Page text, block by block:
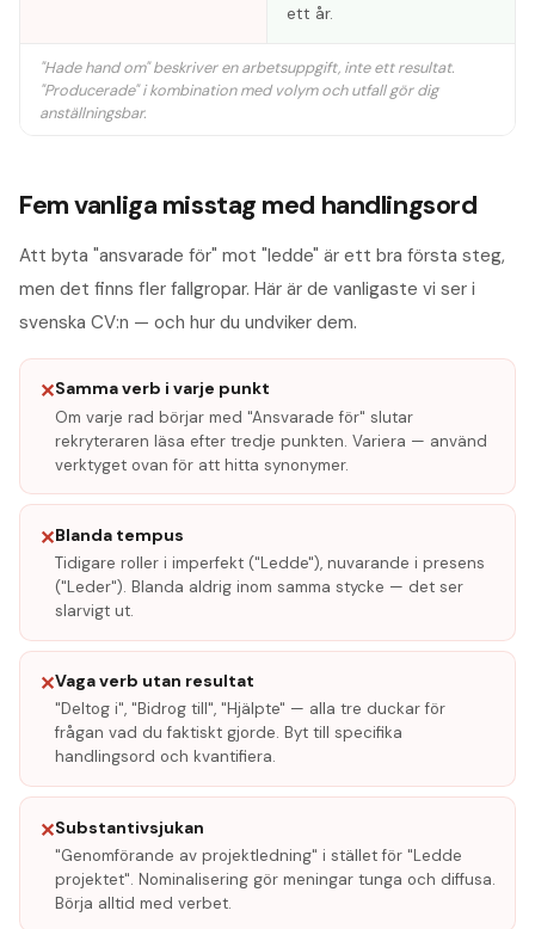
ett år.
"Hade hand om" beskriver en arbetsuppgift, inte ett resultat.
"Producerade" i kombination med volym och utfall gör dig
anställningsbar.
Fem vanliga misstag med handlingsord
Att byta "ansvarade för" mot "ledde" är ett bra första steg,
men det finns fler fallgropar. Här är de vanligaste vi ser i
svenska CV:n — och hur du undviker dem.
✕Samma verb i varje punkt
Om varje rad börjar med "Ansvarade för" slutar
rekryteraren läsa efter tredje punkten. Variera — använd
verktyget ovan för att hitta synonymer.
✕Blanda tempus
Tidigare roller i imperfekt ("Ledde"), nuvarande i presens
("Leder"). Blanda aldrig inom samma stycke — det ser
slarvigt ut.
✕Vaga verb utan resultat
"Deltog i", "Bidrog till", "Hjälpte" — alla tre duckar för
frågan vad du faktiskt gjorde. Byt till specifika
handlingsord och kvantifiera.
✕Substantivsjukan
"Genomförande av projektledning" i stället för "Ledde
projektet". Nominalisering gör meningar tunga och diffusa.
Börja alltid med verbet.